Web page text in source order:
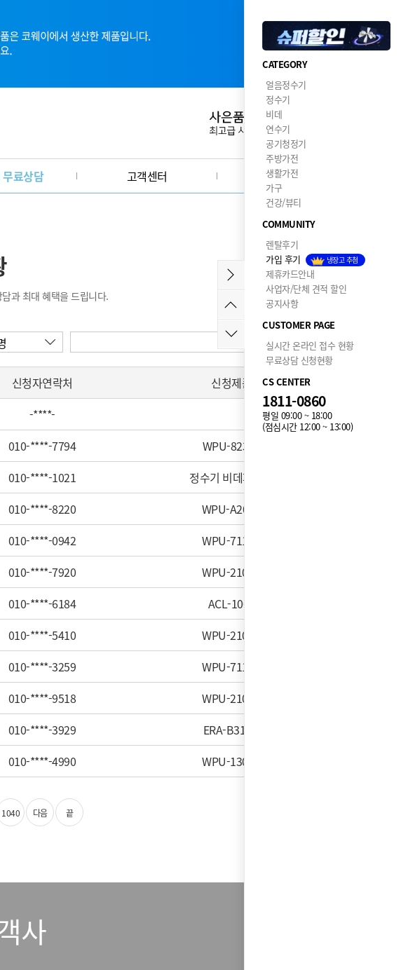
료상담 고객센터 이달의혜택
과 최대 혜택을 드립니다.
신청자연락처
신청제품
-****-
010-****-7794
WPU-8230F
010-****-1021
정수기 비데패키지
010-****-8220
WPU-A200C
010-****-0942
WPU-7110C
010-****-7920
WPU-2100C
010-****-6184
ACL-1000
010-****-5410
WPU-2100C
010-****-3259
WPU-7110C
010-****-9518
WPU-2100C
010-****-3929
ERA-B31HE
010-****-4990 WPU-1300C
1040 다음 끝
사
CATEGORY
얼음정수기
정수기
비데
연수기
공기청정기
주방가전
생활가전
가구
건강/뷰티
COMMUNITY
렌탈후기
가입 후기
냉장고 추첨
제휴카드안내
사업자/단체 견적 할인
공지사항
CUSTOMER PAGE
실시간 온라인 접수 현황
무료상담 신청현황
CS CENTER
1811-0860
평일 09:00 ~ 18:00
(점심시간 12:00 ~ 13:00)